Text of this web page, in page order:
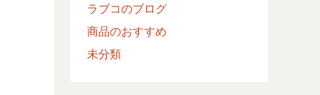
ラブコのブログ
商品のおすすめ
未分類